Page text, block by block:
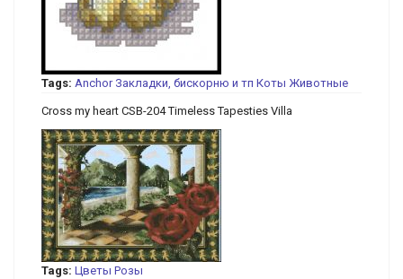
Tags: Anchor Закладки, бискорню и тп Коты Животные
Cross my heart CSB-204 Timeless Tapesties Villa
Tags: Цветы Розы